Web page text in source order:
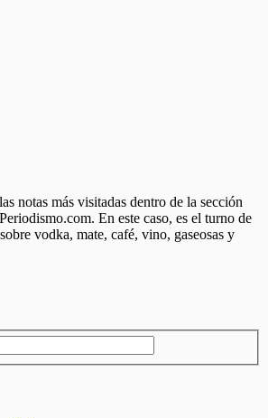
notas más visitadas dentro de la sección
En este caso, es el turno de
vodka, mate, café, vino, gaseosas y